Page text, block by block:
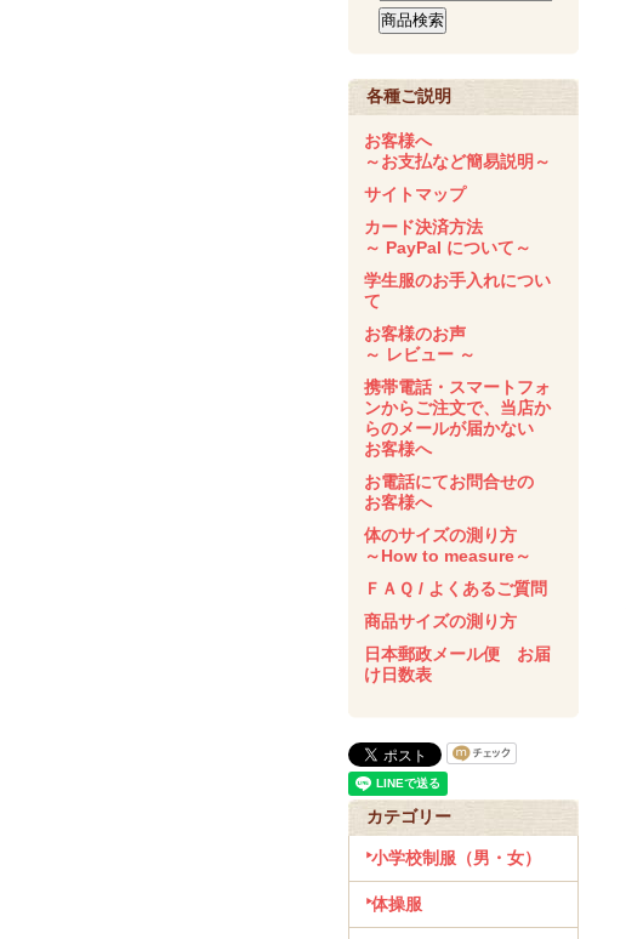
各種ご説明
お客様へ
～お支払など簡易説明～
サイトマップ
カード決済方法
～ PayPal について～
学生服のお手入れについ
て
お客様のお声
～ レビュー ～
携帯電話・スマートフォ
ンからご注文で、当店か
らのメールが届かない
お客様へ
お電話にてお問合せの
お客様へ
体のサイズの測り方
～How to measure～
ＦＡＱ / よくあるご質問
商品サイズの測り方
日本郵政メール便 お届
け日数表
カテゴリー
小学校制服（男・女）
体操服